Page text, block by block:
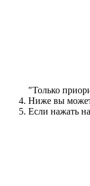
"Только
Ниже вы
Если нажать